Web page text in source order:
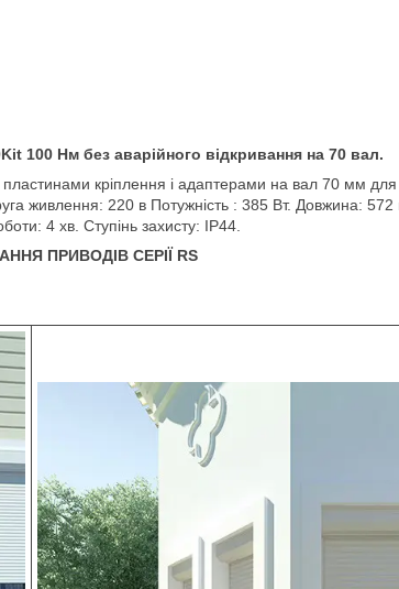
100 Нм без аварійного відкривання на 70 вал.
кріплення і адаптерами на вал 70 мм
живлення: 220 в Потужність : 385 Вт. Довжина: 572
4 хв. Ступінь захисту: IP44.
ПРИВОДІВ СЕРІЇ RS